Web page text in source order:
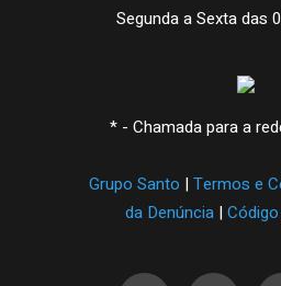
Segunda a Sexta das
* - Chamada para a
Grupo Santo | Termos e
da Denúncia |